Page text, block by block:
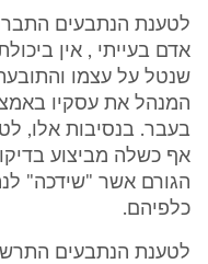
אדם בעייתי , אין
שנטל על עצמו
המנהל את עסקיו
בעבר. בנסיבות אלו,
אף כשלה מביצוע
הגורם אשר "שידכה"
כלפיהם.
לטענת הנתבעים